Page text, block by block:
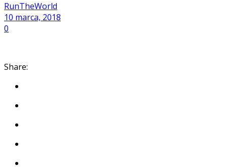
RunTheWorld
10 marca, 2018
0
Share: